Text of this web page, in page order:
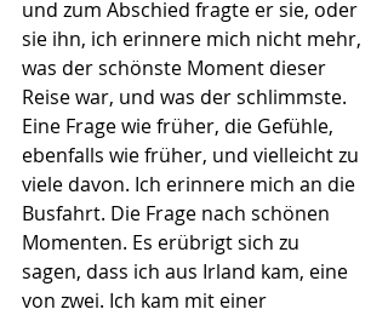
und zum Abschied fragte er sie, oder
sie ihn, ich erinnere mich nicht mehr,
was der schönste Moment dieser
Reise war, und was der schlimmste.
Eine Frage wie früher, die Gefühle,
ebenfalls wie früher, und vielleicht zu
viele davon. Ich erinnere mich an die
Busfahrt. Die Frage nach schönen
Momenten. Es erübrigt sich zu
sagen, dass ich aus Irland kam, eine
von zwei. Ich kam mit einer